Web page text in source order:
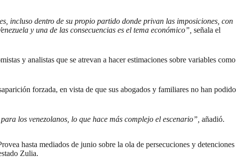
incluso dentro de su propio partido donde privan las imposiciones, con
y una de las consecuencias es el tema económico”, señala el
y analistas que se atrevan a hacer estimaciones sobre variables como
forzada, en vista de que sus abogados y familiares no han podido
los venezolanos, lo que hace más complejo el escenario”, añadió.
hasta mediados de junio sobre la ola de persecuciones y detenciones
Zulia.